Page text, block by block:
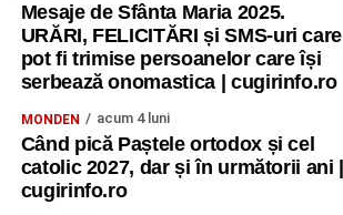
Mesaje de Sfânta Maria 2025.
URĂRI, FELICITĂRI și SMS-uri care
pot fi trimise persoanelor care își
serbează onomastica | cugirinfo.ro
MONDEN acum 4 luni
Când pică Paștele ortodox și cel
catolic 2027, dar și în următorii ani |
cugirinfo.ro